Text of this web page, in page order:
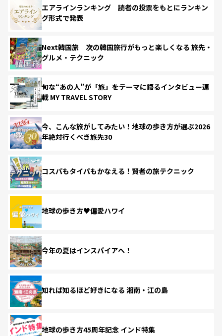
エアラインランキング 読者の投票をもとにランキン
グ形式で発表
Next韓国旅 次の韓国旅行がもっと楽しくなる 旅先・
グルメ・テクニック
旬な“あの人”が「旅」をテーマに語るインタビュー連
載 MY TRAVEL STORY
今、こんな旅がしてみたい！地球の歩き方が選ぶ2026
年絶対行くべき旅先30
コスパもタイパもかなえる！賢者の旅テクニック
地球の歩き方♥偏愛ハワイ
今年の夏はインスパイアへ！
知れば知るほど好きになる 湘南・江の島
地球の歩き方45周年記念 インド特集